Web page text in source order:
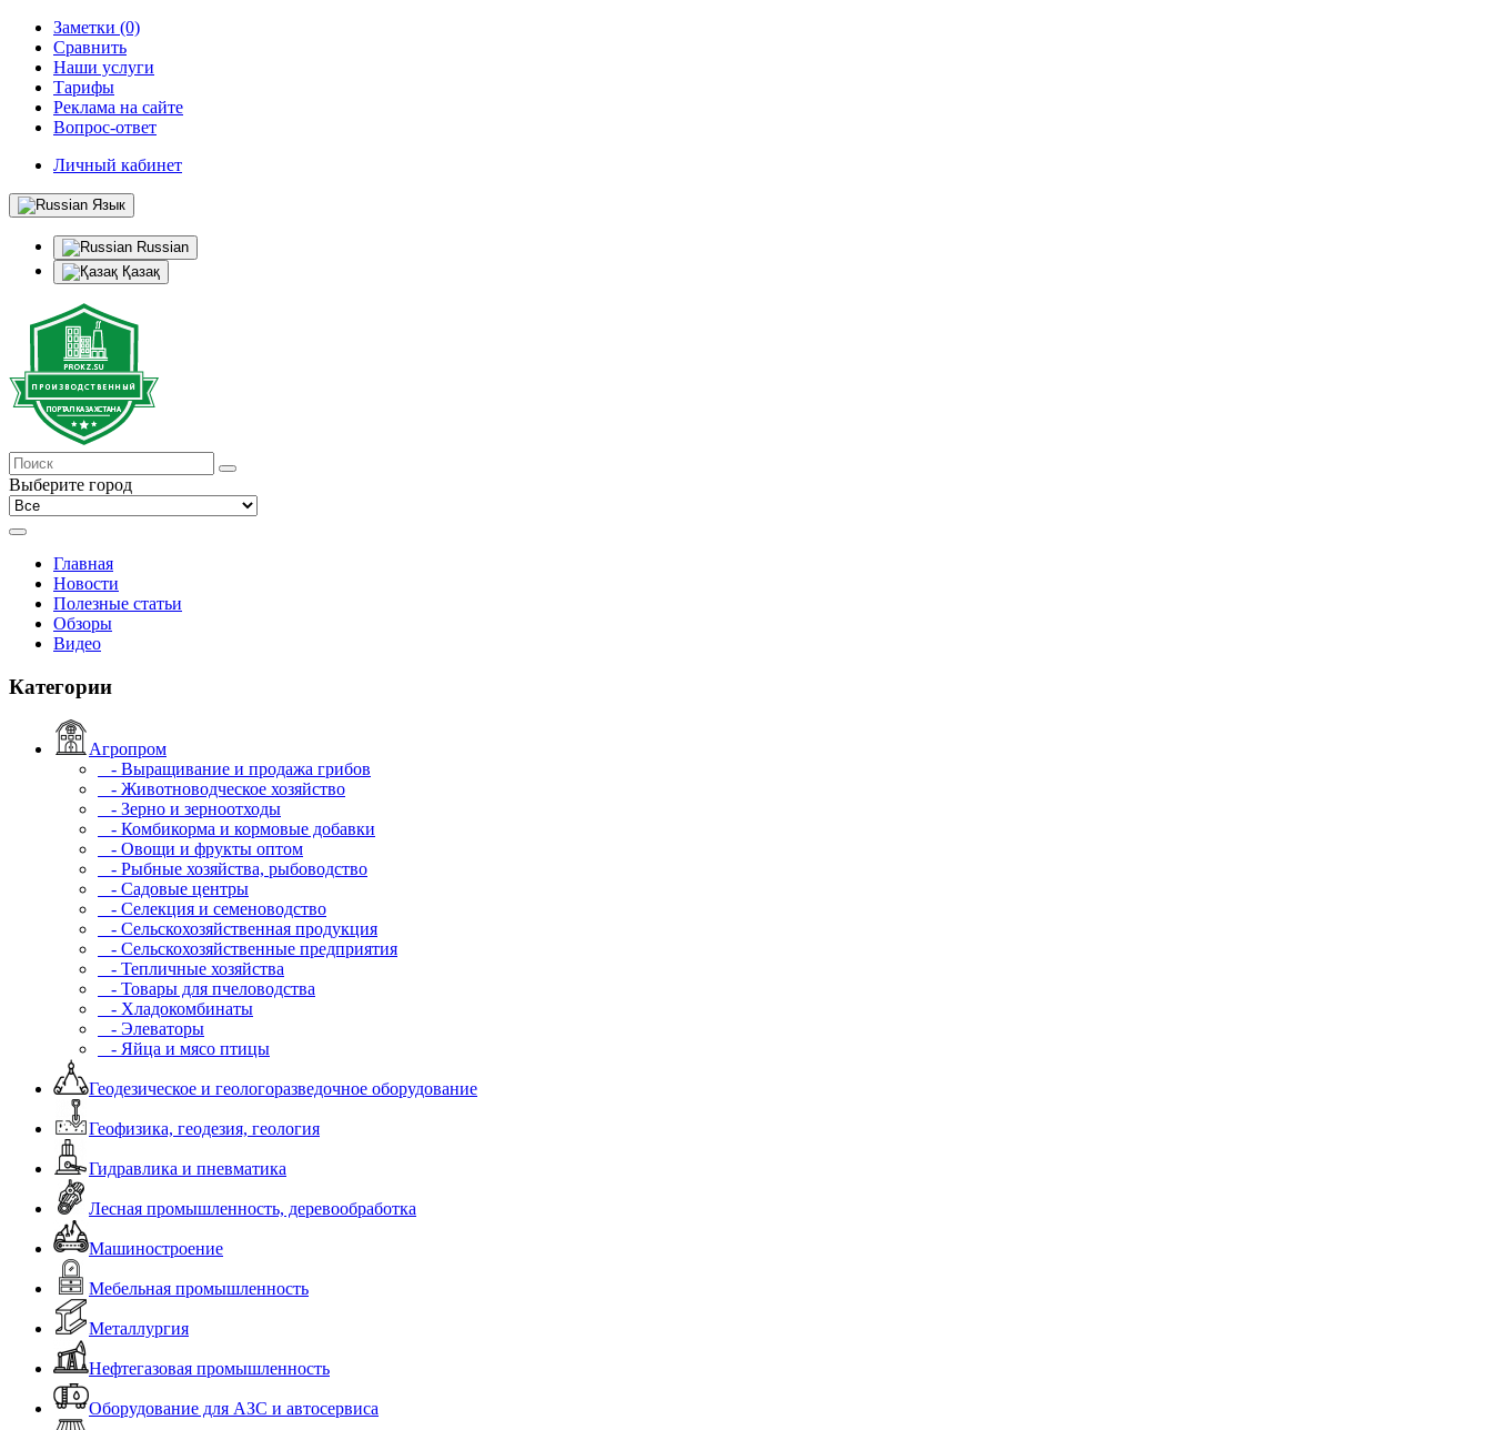
Заметки (0)
Сравнить
Наши услуги
Тарифы
Реклама на сайте
Вопрос-ответ
Личный кабинет
Язык
Russian
Қазақ
Выберите город
Главная
Новости
Полезные статьи
Обзоры
Видео
Категории
Агропром
- Выращивание и продажа грибов
- Животноводческое хозяйство
- Зерно и зерноотходы
- Комбикорма и кормовые добавки
- Овощи и фрукты оптом
- Рыбные хозяйства, рыбоводство
- Садовые центры
- Селекция и семеноводство
- Сельскохозяйственная продукция
- Сельскохозяйственные предприятия
- Тепличные хозяйства
- Товары для пчеловодства
- Хладокомбинаты
- Элеваторы
- Яйца и мясо птицы
Геодезическое и геологоразведочное оборудование
Геофизика, геодезия, геология
Гидравлика и пневматика
Лесная промышленность, деревообработка
Машиностроение
Мебельная промышленность
Металлургия
Нефтегазовая промышленность
Оборудование для АЗС и автосервиса